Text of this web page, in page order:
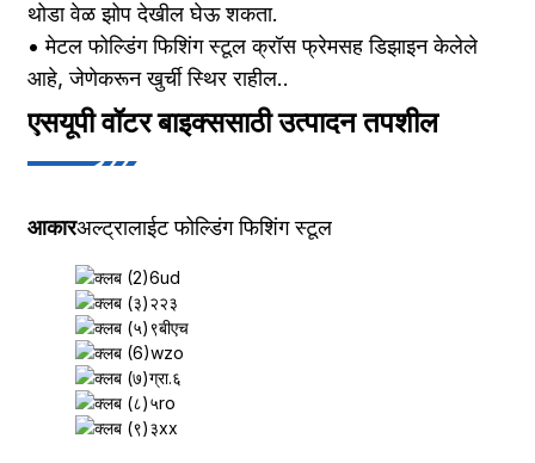
थोडा वेळ झोप देखील घेऊ शकता.
• मेटल फोल्डिंग फिशिंग स्टूल क्रॉस फ्रेमसह डिझाइन केलेले
आहे, जेणेकरून खुर्ची स्थिर राहील..
एसयूपी वॉटर बाइक्ससाठी उत्पादन तपशील
आकारअल्ट्रालाईट फोल्डिंग फिशिंग स्टूल